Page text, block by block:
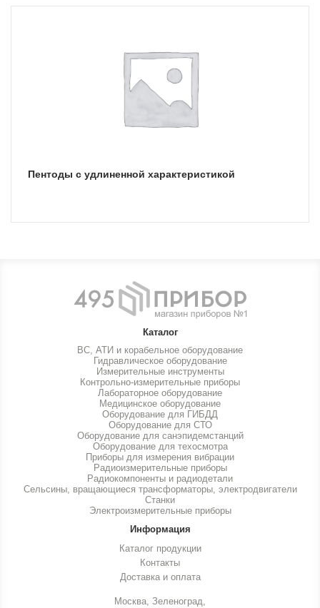
Пентоды с удлиненной характеристикой
Каталог
ВС, АТИ и корабельное оборудование
Гидравлическое оборудование
Измерительные инструменты
Контрольно-измерительные приборы
Лабораторное оборудование
Медицинское оборудование
Оборудование для ГИБДД
Оборудование для СТО
Оборудование для санэпидемстанций
Оборудование для техосмотра
Приборы для измерения вибрации
Радиоизмерительные приборы
Радиокомпоненты и радиодетали
Сельсины, вращающиеся трансформаторы, электродвигатели
Станки
Электроизмерительные приборы
Информация
Каталог продукции
Контакты
Доставка и оплата
Москва, Зеленоград,